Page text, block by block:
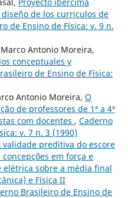
de los curriculos de
de Ensino de Física: v. 9 n.
Antonio Moreira,
conceptuales y
de Ensino de Física:
Antonio Moreira, O
de professores de 1ª a 4ª
com docentes , Caderno
v. 7 n. 3 (1990)
validade preditiva do escore
em força e
sobre a média final
e Física II
Brasileiro de Ensino de